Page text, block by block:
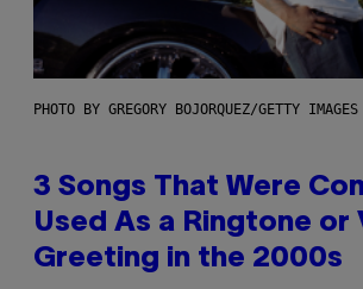
PHOTO BY GREGORY BOJORQUEZ/GETTY IMAGES
3 Songs That Were
Used As a Ringtone or
Greeting in the 2000s